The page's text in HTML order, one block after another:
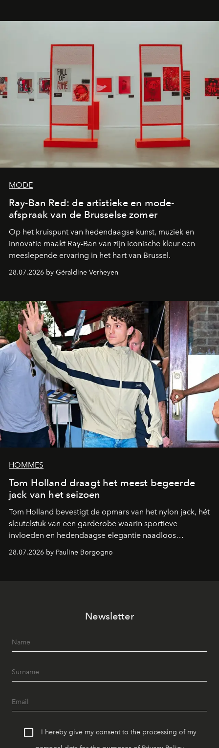
MODE
Ray-Ban Red: de artistieke en mode-
afspraak van de Brusselse zomer
Op het kruispunt van hedendaagse kunst, muziek en
innovatie maakt Ray-Ban van zijn iconische kleur een
meeslepende ervaring in het hart van Brussel.
28.07.2026 by Géraldine Verheyen
HOMMES
Tom Holland draagt het meest begeerde
jack van het seizoen
Tom Holland bevestigt de opmars van het nylon jack, hét
sleutelstuk van een garderobe waarin sportieve
invloeden en hedendaagse elegantie naadloos
samenkomen.
28.07.2026 by Pauline Borgogno
Newsletter
I hereby give my consent to the processing of my